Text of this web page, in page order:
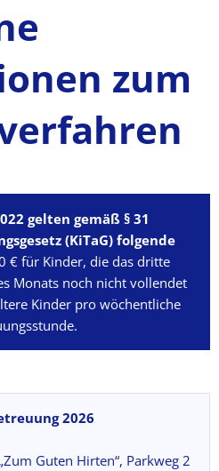
zum
gelten gemäß § 31
(KiTaG) folgende
€ für Kinder, die das dritte
Monats noch nicht vollendet
Kinder pro wöchentliche
2026
Guten Hirten“, Parkweg 2